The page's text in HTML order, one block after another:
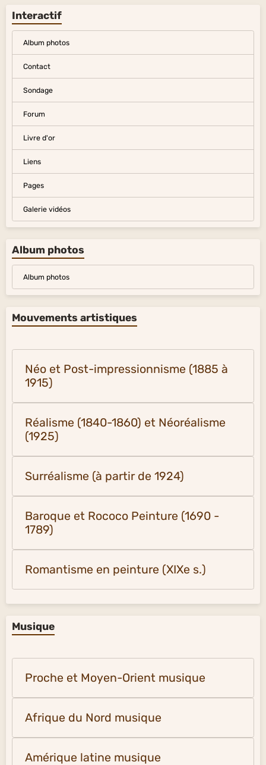
Interactif
Album photos
Contact
Sondage
Forum
Livre d'or
Liens
Pages
Galerie vidéos
Album photos
Album photos
Mouvements artistiques
Néo et Post-impressionnisme (1885 à
1915)
Réalisme (1840-1860) et Néoréalisme
(1925)
Surréalisme (à partir de 1924)
Baroque et Rococo Peinture (1690 -
1789)
Romantisme en peinture (XIXe s.)
Musique
Proche et Moyen-Orient musique
Afrique du Nord musique
Amérique latine musique